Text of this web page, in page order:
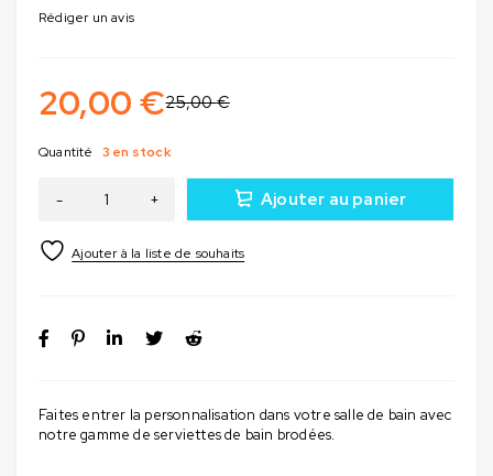
Rédiger un avis
Faites entrer la personnalisation dans votre salle de bain avec
notre gamme de serviettes de bain brodées.
25,00€
20,00 €
Quantité 3 en stock
Ajouter au panier